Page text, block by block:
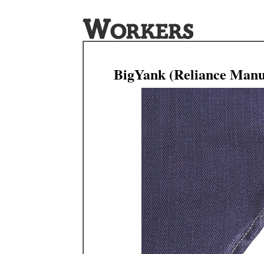
BigYank (Reliance